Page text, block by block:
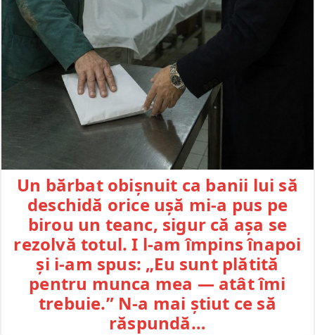
Un bărbat obișnuit ca banii lui să
deschidă orice ușă mi-a pus pe
birou un teanc, sigur că așa se
rezolvă totul. I l-am împins înapoi
și i-am spus: „Eu sunt plătită
pentru munca mea — atât îmi
trebuie.” N-a mai știut ce să
răspundă…